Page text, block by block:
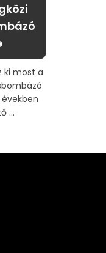
ki most a
években
...